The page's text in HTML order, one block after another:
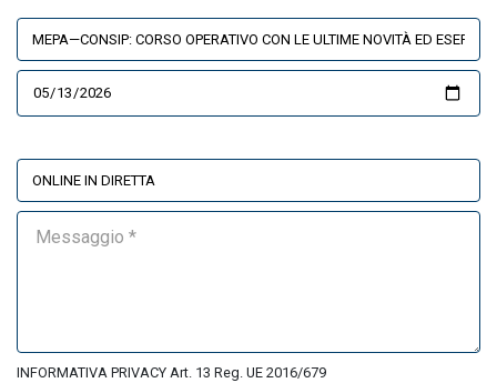
INFORMATIVA PRIVACY Art. 13 Reg. UE 2016/679